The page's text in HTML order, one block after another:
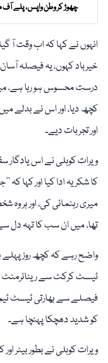
چھوڑ کر وطن واپس، پلے آف
انہوں نے کہا کہ اب وقت آ
خیرباد کہوں، یہ فیصلہ
درست محسوس ہو رہا ہے،
کچھ دیا، اور اس نے بدلے
اور تجربات دیے۔
ویرات کوہلی نے اس یادگار
کا شکریہ ادا کیا اور کہا
میری رہنمائی کی، اور ہر
تھا، میں ان سب کا تہہ دل
واضح رہے کہ کچھ روزپہلے
ٹیسٹ کرکٹ سے ریٹائرمنٹ
فیصلے سے بھارتی ٹیسٹ
کو شدید دھچکا پہنچا ہے۔
ویرات کوہلی نے بطور بیٹر